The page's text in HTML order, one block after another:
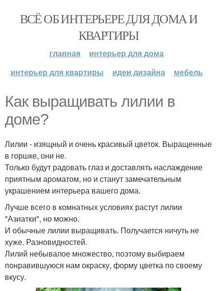
ВСЁ ОБ ИНТЕРЬЕРЕ ДЛЯ ДОМА И
КВАРТИРЫ
главная
интерьер для дома
интерьер для квартиры
идеи дизайна мебель
Как выращивать лилии в
доме?
Лилии - изящный и очень красивый цветок. Выращенные
в горшке, они не.
Только будут радовать глаз и доставлять наслаждение
приятным ароматом, но и станут замечательным
украшением интерьера вашего дома.
Лучше всего в комнатных условиях растут лилии
"Азиатки", но можно.
И обычные лилии выращивать. Получается ничуть не
хуже. Разновидностей.
Лилий небывалое множество, поэтому выбираем
понравившуюся нам окраску, форму цветка по своему
вкусу.